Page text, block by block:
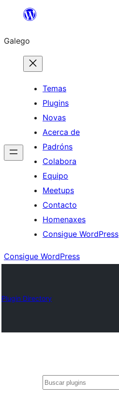
Saltar
contido
Galego
Temas
Plugins
Novas
Acerca de
Padróns
Colabora
Equipo
Meetups
Contacto
Homenaxes
Consigue WordPress
Consigue WordPress
Plugin Directory
Buscar